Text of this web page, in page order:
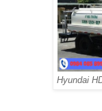
Hyundai